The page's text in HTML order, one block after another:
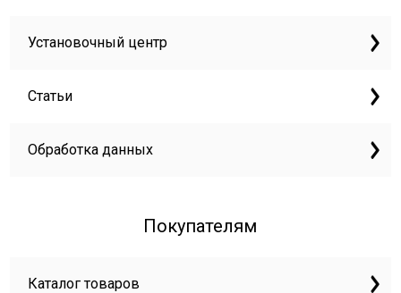
Установочный центр
Статьи
Обработка данных
Покупателям
Каталог товаров